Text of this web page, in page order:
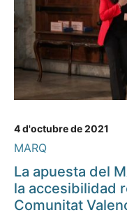
4 d'octubre de 2021
MARQ
La apuesta del
la accesibilidad
Comunitat